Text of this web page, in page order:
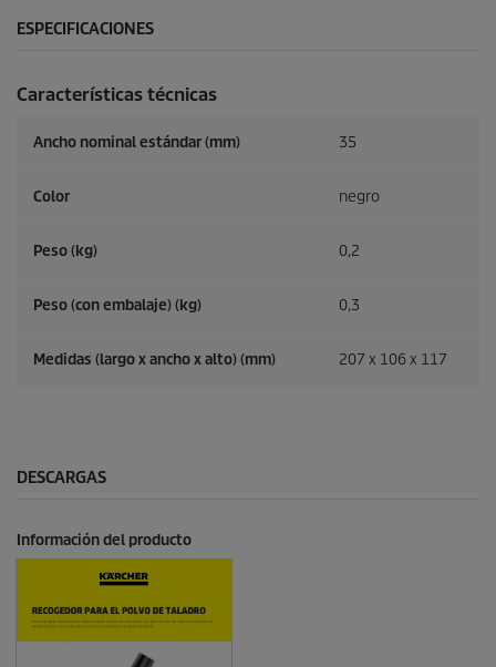
ESPECIFICACIONES
Características técnicas
Ancho nominal estándar (mm) 35
Color negro
Peso (kg) 0,2
Peso (con embalaje) (kg) 0,3
Medidas (largo x ancho x alto) (mm) 207 x 106 x 117
DESCARGAS
Información del producto